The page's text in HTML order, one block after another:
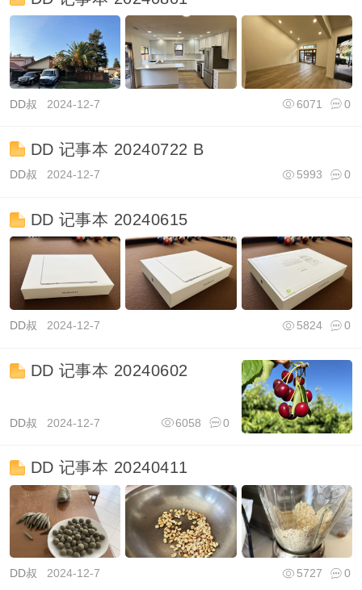
DD叔 2024-12-7 0
6071
DD 记事本 20240722 B
DD叔 2024-12-7 0
5993
DD 记事本 20240615
DD叔 2024-12-7 0
5824
DD 记事本 20240602
DD叔 2024-12-7 0
6058
DD 记事本 20240411
DD叔 2024-12-7 0
5727